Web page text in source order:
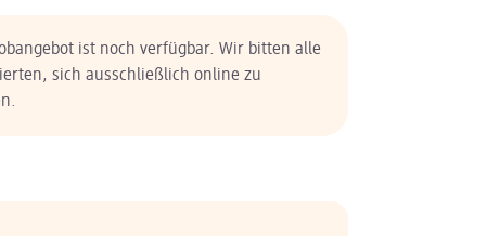
ist noch verfügbar. Wir bitten alle
sich ausschließlich online zu